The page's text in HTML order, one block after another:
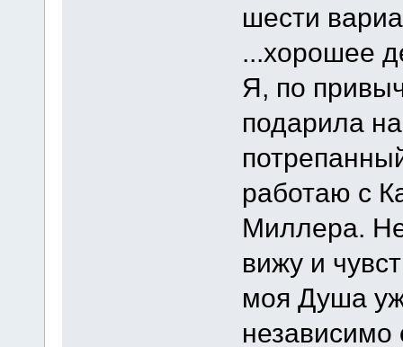
шести
...хорошее
Я, по
подарила
работаю с
Миллера.
вижу и
моя Душа
независимо